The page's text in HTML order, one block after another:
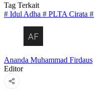
Tag Terkait
# Idul Adha # PLTA Cirata #
Ananda Muhammad Firdaus
Editor